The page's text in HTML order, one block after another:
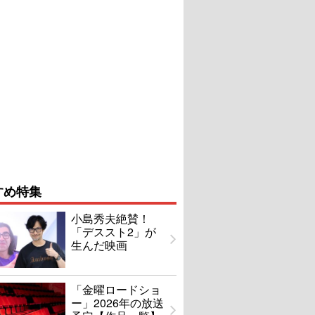
特集
小島秀夫絶賛！
「デススト2」が
生んだ映画
「金曜ロードショ
ー」2026年の放送